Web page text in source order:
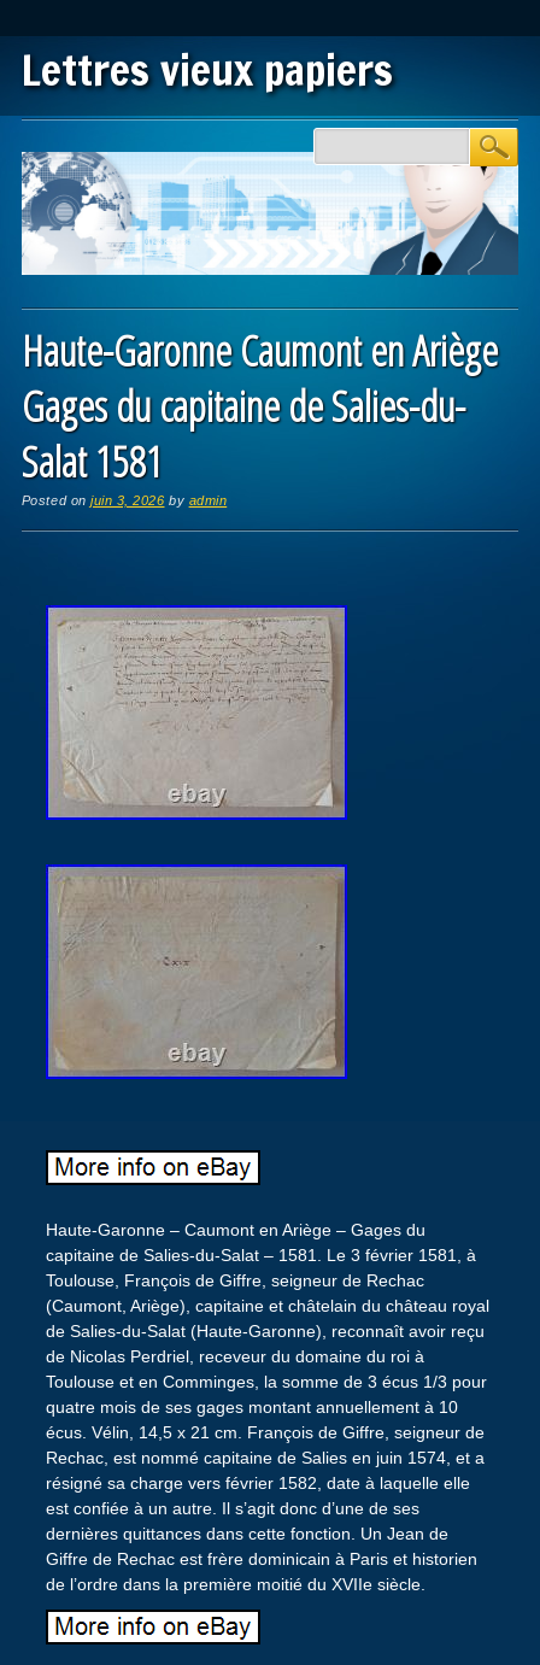
Lettres vieux papiers
Main menu
Haute-Garonne Caumont en Ariège
Gages du capitaine de Salies-du-
Salat 1581
Posted onjuin 3, 2026 by admin
Haute-Garonne – Caumont en Ariège – Gages du
capitaine de Salies-du-Salat – 1581. Le 3 février 1581, à
Toulouse, François de Giffre, seigneur de Rechac
(Caumont, Ariège), capitaine et châtelain du château royal
de Salies-du-Salat (Haute-Garonne), reconnaît avoir reçu
de Nicolas Perdriel, receveur du domaine du roi à
Toulouse et en Comminges, la somme de 3 écus 1/3 pour
quatre mois de ses gages montant annuellement à 10
écus. Vélin, 14,5 x 21 cm. François de Giffre, seigneur de
Rechac, est nommé capitaine de Salies en juin 1574, et a
résigné sa charge vers février 1582, date à laquelle elle
est confiée à un autre. Il s’agit donc d’une de ses
dernières quittances dans cette fonction. Un Jean de
Giffre de Rechac est frère dominicain à Paris et historien
de l’ordre dans la première moitié du XVIIe siècle.